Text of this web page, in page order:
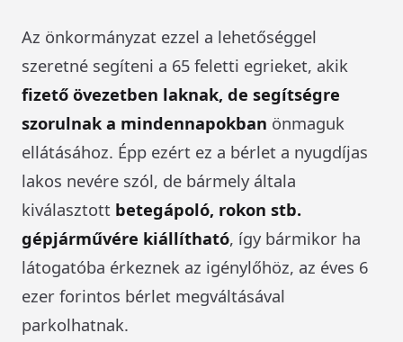
Az önkormányzat ezzel a lehetőséggel
szeretné segíteni a 65 feletti egrieket, akik
fizető övezetben laknak, de segítségre
szorulnak a mindennapokban önmaguk
ellátásához. Épp ezért ez a bérlet a nyugdíjas
lakos nevére szól, de bármely általa
kiválasztott betegápoló, rokon stb.
gépjárművére kiállítható, így bármikor ha
látogatóba érkeznek az igénylőhöz, az éves 6
ezer forintos bérlet megváltásával
parkolhatnak.